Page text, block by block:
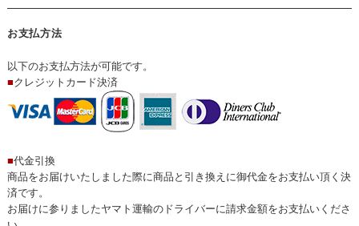
お支払方法
以下のお支払方法が可能です。
■クレジットカード決済
■代金引換
商品をお届けいたしました際に商品と引き換えに御代金をお支払い頂く決
済です。
お届けに参りましたヤマト運輸のドライバーに請求金額をお支払いくださ